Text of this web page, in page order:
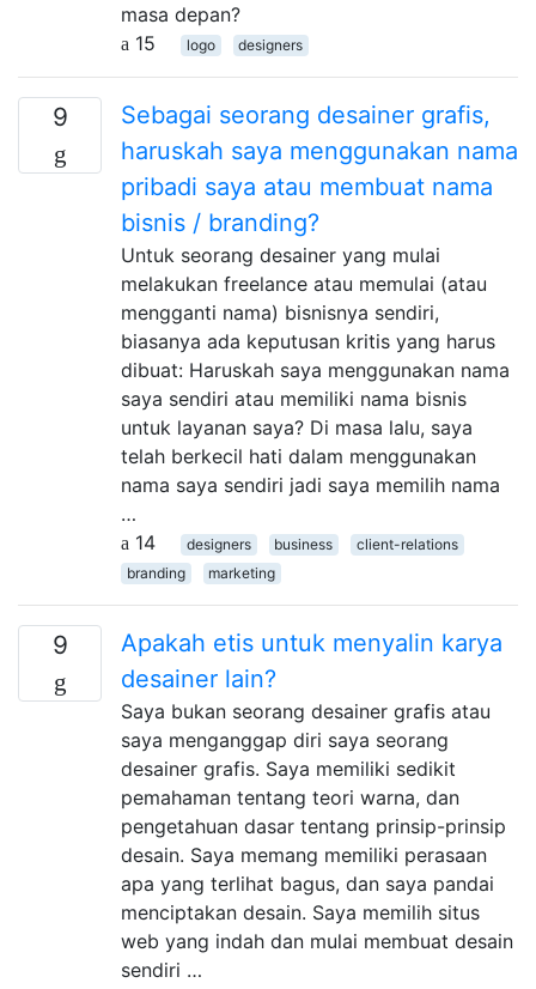
masa depan?
15
logo designers
9
Sebagai seorang desainer grafis,
haruskah saya menggunakan nama
pribadi saya atau membuat nama
bisnis / branding?
Untuk seorang desainer yang mulai
melakukan freelance atau memulai (atau
mengganti nama) bisnisnya sendiri,
biasanya ada keputusan kritis yang harus
dibuat: Haruskah saya menggunakan nama
saya sendiri atau memiliki nama bisnis
untuk layanan saya? Di masa lalu, saya
telah berkecil hati dalam menggunakan
nama saya sendiri jadi saya memilih nama
…
14
designers business
client-relations
branding
marketing
9
Apakah etis untuk menyalin karya
desainer lain?
Saya bukan seorang desainer grafis atau
saya menganggap diri saya seorang
desainer grafis. Saya memiliki sedikit
pemahaman tentang teori warna, dan
pengetahuan dasar tentang prinsip-prinsip
desain. Saya memang memiliki perasaan
apa yang terlihat bagus, dan saya pandai
menciptakan desain. Saya memilih situs
web yang indah dan mulai membuat desain
sendiri …